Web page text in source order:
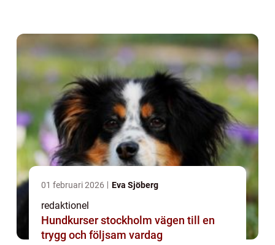
01 februari 2026 Eva Sjöberg
redaktionel
Hundkurser stockholm vägen till en
trygg och följsam vardag